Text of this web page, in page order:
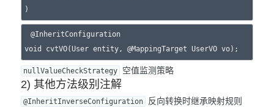
@InheritConfiguration
nullValueCheckStrategy 空值监测策略
2) 其他方法级别注解
@InheritInverseConfiguration 反向转换时继承映射规则